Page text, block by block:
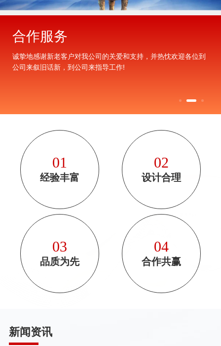
合作服务
诚挚地感谢新老客户对我公司的关爱和支持，并热忱欢迎各位到
公司来叙旧话新，到公司来指导工作!
01
经验丰富
02
设计合理
03
品质为先
04
合作共赢
新闻资讯